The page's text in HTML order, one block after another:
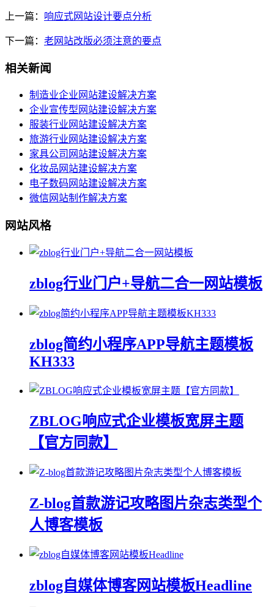
上一篇： 响应式网站设计要点分析
下一篇： 老网站改版必须注意的要点
相关新闻
制造业企业网站建设解决方案
企业宣传型网站建设解决方案
服装行业网站建设解决方案
旅游行业网站建设解决方案
家具公司网站建设解决方案
化妆品网站建设解决方案
电子数码网站建设解决方案
微信网站制作解决方案
网站风格
zblog行业门户+导航二合一网站模板
zblog简约小程序APP导航主题模板
KH333
ZBLOG响应式企业模板宽屏主题
【官方同款】
Z-blog首款游记攻略图片杂志类型个
人博客模板
zblog自媒体博客网站模板Headline